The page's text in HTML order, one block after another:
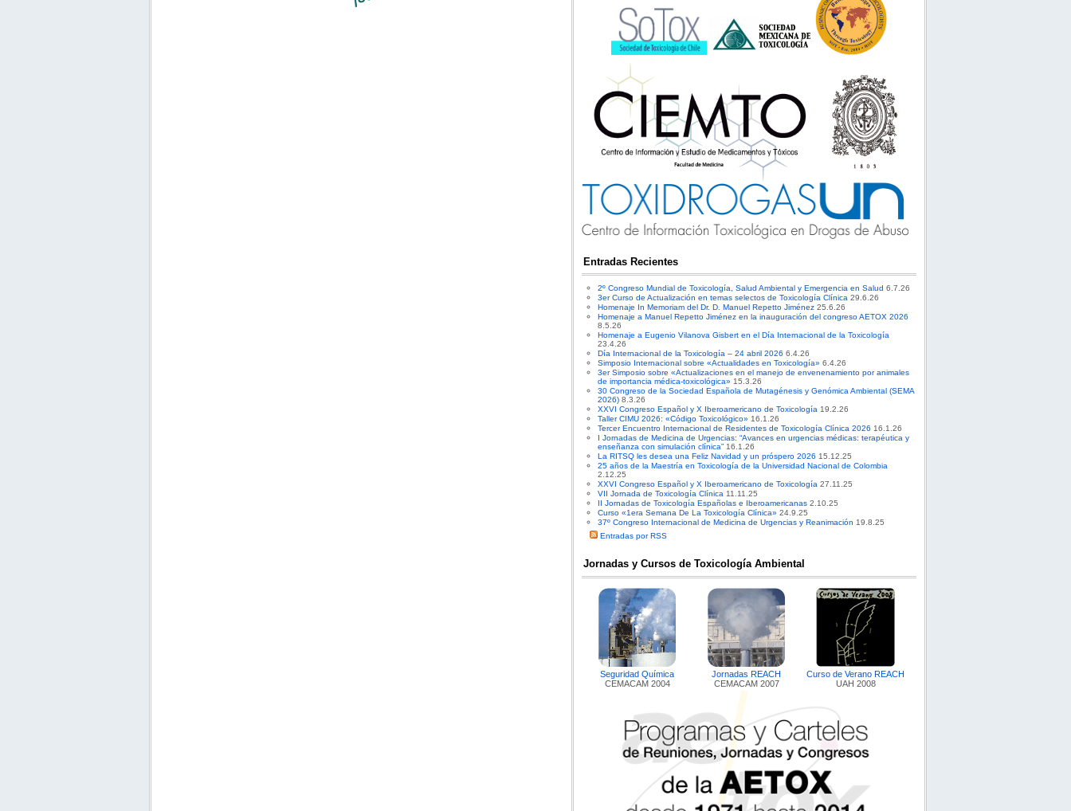
Entradas Recientes
2º Congreso Mundial de Toxicología, Salud Ambiental y Emergencia en Salud 6.7.26
3er Curso de Actualización en temas selectos de Toxicología Clínica 29.6.26
Homenaje In Memoriam del Dr. D. Manuel Repetto Jiménez 25.6.26
Homenaje a Manuel Repetto Jiménez en la inauguración del congreso AETOX 2026
8.5.26
Homenaje a Eugenio Vilanova Gisbert en el Día Internacional de la Toxicología
23.4.26
Día Internacional de la Toxicología – 24 abril 2026 6.4.26
Simposio Internacional sobre «Actualidades en Toxicología» 6.4.26
3er Simposio sobre «Actualizaciones en el manejo de envenenamiento por animales
de importancia médica-toxicológica» 15.3.26
30 Congreso de la Sociedad Española de Mutagénesis y Genómica Ambiental (SEMA
2026) 8.3.26
XXVI Congreso Español y X Iberoamericano de Toxicología 19.2.26
Taller CIMU 2026: «Código Toxicológico» 16.1.26
Tercer Encuentro Internacional de Residentes de Toxicología Clínica 2026 16.1.26
I Jornadas de Medicina de Urgencias: “Avances en urgencias médicas: terapéutica y
enseñanza con simulación clínica” 16.1.26
La RITSQ les desea una Feliz Navidad y un próspero 2026 15.12.25
25 años de la Maestría en Toxicología de la Universidad Nacional de Colombia
2.12.25
XXVI Congreso Español y X Iberoamericano de Toxicología 27.11.25
VII Jornada de Toxicología Clínica 11.11.25
II Jornadas de Toxicología Españolas e Iberoamericanas 2.10.25
Curso «1era Semana De La Toxicología Clínica» 24.9.25
37º Congreso Internacional de Medicina de Urgencias y Reanimación 19.8.25
Entradas por RSS
Jornadas y Cursos de Toxicología Ambiental
Seguridad Química
CEMACAM 2004
Jornadas REACH
CEMACAM 2007
Curso de Verano REACH
UAH 2008